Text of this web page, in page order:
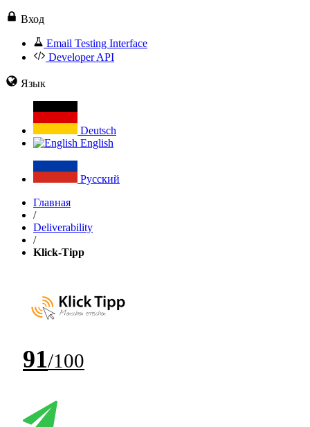
Вход
Email Testing Interface
Developer API
Язык
Deutsch
English
Русский
Главная
/
Deliverability
/
Klick-Tipp
91/100